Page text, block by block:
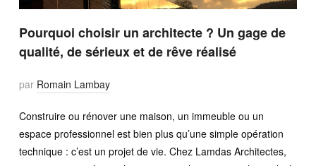
Pourquoi choisir un architecte ? Un gage de
qualité, de sérieux et de rêve réalisé
par Romain Lambay
Construire ou rénover une maison, un immeuble ou un
espace professionnel est bien plus qu’une simple opération
technique : c’est un projet de vie. Chez Lamdas Architectes,